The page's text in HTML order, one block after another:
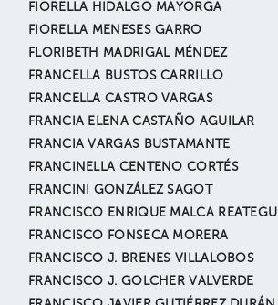
FIORELLA HIDALGO MAYORGA
FIORELLA MENESES GARRO
FLORIBETH MADRIGAL MÉNDEZ
FRANCELLA BUSTOS CARRILLO
FRANCELLA CASTRO VARGAS
FRANCIA ELENA CASTAÑO AGUILAR
FRANCIA VARGAS BUSTAMANTE
FRANCINELLA CENTENO CORTÉS
FRANCINI GONZÁLEZ SAGOT
FRANCISCO ENRIQUE MALCA REATEGUI
FRANCISCO FONSECA MORERA
FRANCISCO J. BRENES VILLALOBOS
FRANCISCO J. GOLCHER VALVERDE